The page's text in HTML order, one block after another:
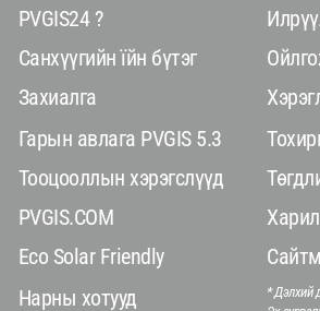
PVGIS24 ?
Санхүүгийн їйн бүтэг
Захиалга
Гарын авлага PVGIS 5.3
Тооцооллын хэрэгслүүд
PVGIS.COM
Eco Solar Friendly
Нарны хотууд
* Дэлхий